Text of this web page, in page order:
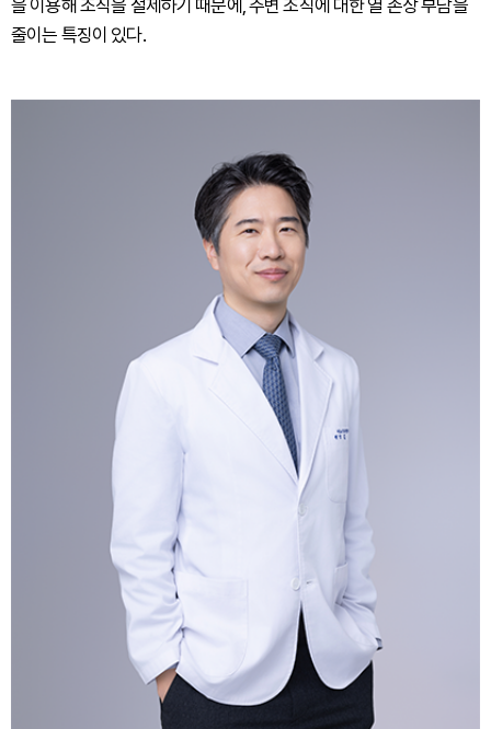
을 이용해 조직을 절제하기 때문에, 주변 조직에 대한 열 손상 부담을
줄이는 특징이 있다.